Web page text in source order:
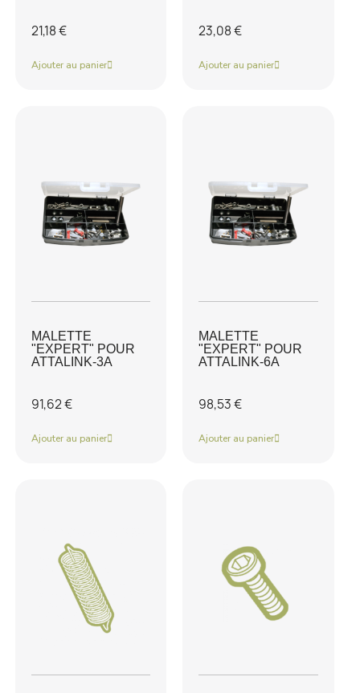
21,18 €
Ajouter au panier
23,08 €
Ajouter au panier
MALETTE
"EXPERT" POUR
ATTALINK-3A
91,62 €
Ajouter au panier
MALETTE
"EXPERT" POUR
ATTALINK-6A
98,53 €
Ajouter au panier